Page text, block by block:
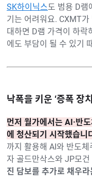
SK하이닉스 도 범용 D램
기는 어려워요. CXMT
대하면 D램 가격이 하락
에도 부담이 될 수 있기
낙폭을 키운 ‘증폭 장
먼저 월가에서는 AI·반
에 청산되기 시작했습니
까지 활용해 AI와 반도
자 골드만삭스와 JP모
진 담보를 추가로 채우라